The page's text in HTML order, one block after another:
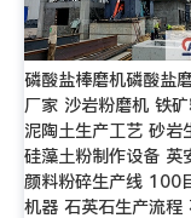
磷酸盐棒磨机磷酸盐
厂家 沙岩粉磨机 铁
泥陶土生产工艺 砂岩
硅藻土粉制作设备 英
颜料粉碎生产线 100
机器 石英石生产流程